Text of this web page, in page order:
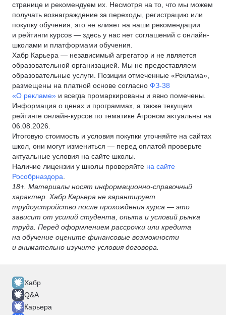
странице и рекомендуем их. Несмотря на то, что мы можем
получать вознаграждение за переходы, регистрацию или
покупку обучения, это не влияет на наши рекомендации
и рейтинги курсов — здесь у нас нет соглашений с онлайн-
школами и платформами обучения.
Хабр Карьера — независимый агрегатор и не является
образовательной организацией. Мы не предоставляем
образовательные услуги. Позиции отмеченные «Реклама»,
размещены на платной основе согласно ФЗ-38
«О рекламе» и всегда промаркированы и явно помечены.
Информация о ценах и программах, а также текущем
рейтинге онлайн-курсов по тематике Агроном актуальны на
06.08.2026.
Итоговую стоимость и условия покупки уточняйте на сайтах
школ, они могут измениться — перед оплатой проверьте
актуальные условия на сайте школы.
Наличие лицензии у школы проверяйте на сайте
Рособрназдора
18+. Материалы носят информационно-справочный
характер. Хабр Карьера не гарантирует
трудоустройство после прохождения курса — это
зависит от усилий студента, опыта и условий рынка
труда. Перед оформлением рассрочки или кредита
на обучение оцените финансовые возможности
и внимательно изучите условия договора.
Хабр
Q&A
Карьера